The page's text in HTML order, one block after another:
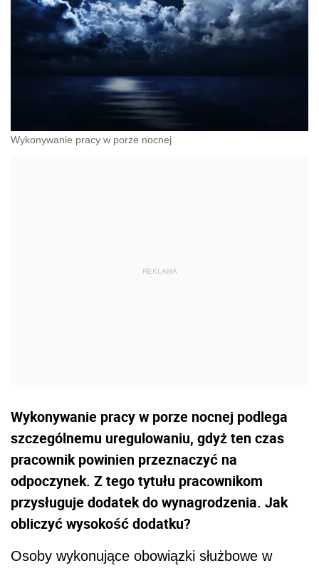
Wykonywanie pracy w porze nocnej
Wykonywanie pracy w porze nocnej podlega
szczególnemu uregulowaniu, gdyż ten czas
pracownik powinien przeznaczyć na
odpoczynek. Z tego tytułu pracownikom
przysługuje dodatek do wynagrodzenia. Jak
obliczyć wysokość dodatku?
Osoby wykonujące obowiązki służbowe w